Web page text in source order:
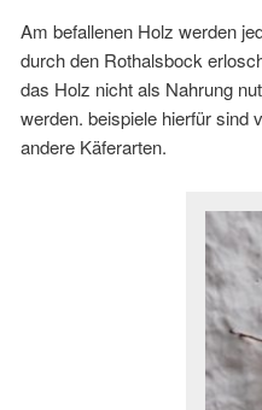
Am befallenen Holz werden
durch den Rothalsbock
das Holz nicht als Nahrung
werden. beispiele hierfür sind
andere Käferarten.